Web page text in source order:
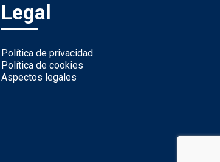
Legal
Política de privacidad
Política de cookies
Aspectos legales